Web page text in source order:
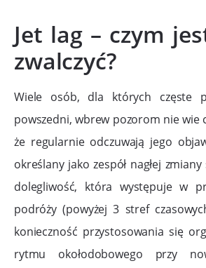
Jet lag – czym
zwalczyć?
Wiele osób, dla których częste
powszedni, wbrew pozorom nie wie
że regularnie odczuwają jego
określany jako zespół nagłej
dolegliwość, która występuje w
podróży (powyżej 3 stref
konieczność przystosowania się
rytmu okołodobowego przy